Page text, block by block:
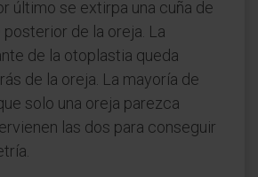
último se extirpa una cuña de
de la oreja. La
de la otoplastia queda
de la oreja. La mayoría de
solo una oreja parezca
las dos para conseguir